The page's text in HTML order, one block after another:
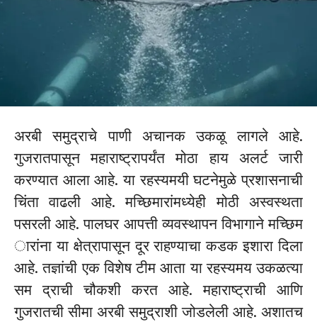
अरबी समुद्राचे पाणी अचानक उकळू लागले आहे.
गुजरातपासून महाराष्ट्रापर्यंत मोठा हाय अलर्ट जारी
करण्यात आला आहे. या रहस्यमयी घटनेमुळे प्रशासनाची
चिंता वाढली आहे. मच्छिमारांमध्येही मोठी अस्वस्थता
पसरली आहे. पालघर आपत्ती व्यवस्थापन विभागाने मच्छिम
ारांना या क्षेत्रापासून दूर राहण्याचा कडक इशारा दिला
आहे. तज्ञांची एक विशेष टीम आता या रहस्यमय उकळत्या
सम द्राची चौकशी करत आहे. महाराष्ट्राची आणि
गुजरातची सीमा अरबी समुद्राशी जोडलेली आहे. अशातच